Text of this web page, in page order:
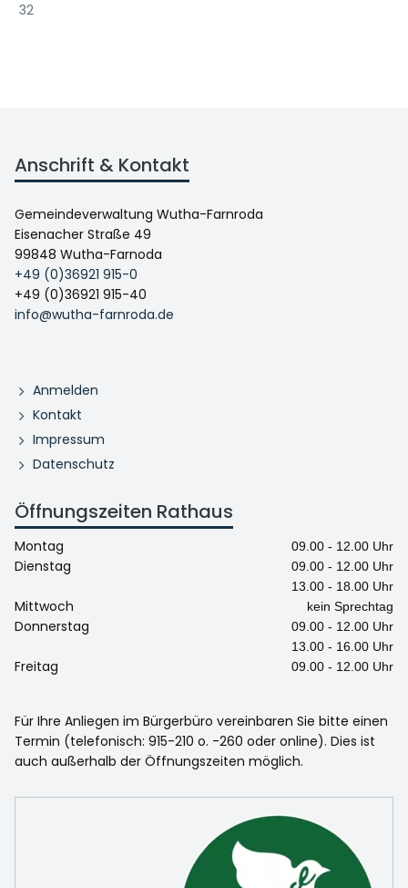
32
Anschrift & Kontakt
Gemeindeverwaltung Wutha-Farnroda
Eisenacher Straße 49
99848 Wutha-Farnoda
+49 (0)36921 915-0
+49 (0)36921 915-40
info@wutha-farnroda.de
Anmelden
Kontakt
Impressum
Datenschutz
Öffnungszeiten Rathaus
Montag 09.00 - 12.00 Uhr
Dienstag
09.00 - 12.00 Uhr
13.00 - 18.00 Uhr
Mittwoch kein Sprechtag
Donnerstag
09.00 - 12.00 Uhr
13.00 - 16.00 Uhr
Freitag 09.00 - 12.00 Uhr
Für Ihre Anliegen im Bürgerbüro vereinbaren Sie bitte einen
Termin (telefonisch: 915-210 o. -260 oder online). Dies ist
auch außerhalb der Öffnungszeiten möglich.